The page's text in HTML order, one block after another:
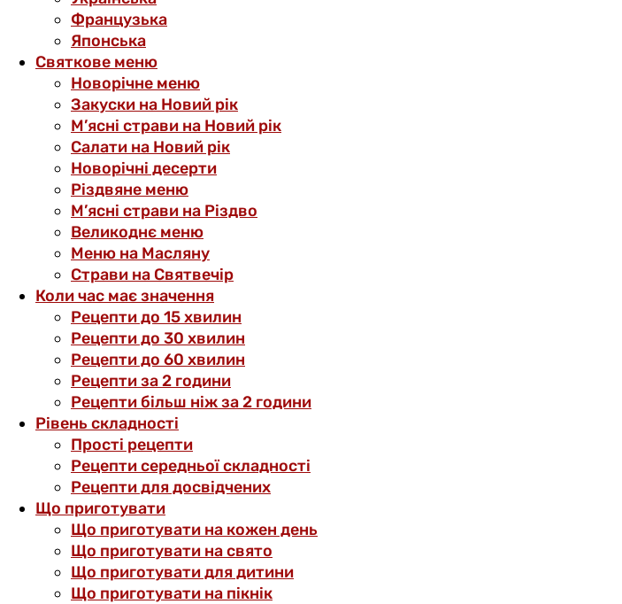
Французька
Японська
Святкове меню
Новорічне меню
Закуски на Новий рік
М’ясні страви на Новий рік
Салати на Новий рік
Новорічні десерти
Різдвяне меню
М’ясні страви на Різдво
Великоднє меню
Меню на Масляну
Страви на Святвечір
Коли час має значення
Рецепти до 15 хвилин
Рецепти до 30 хвилин
Рецепти до 60 хвилин
Рецепти за 2 години
Рецепти більш ніж за 2 години
Рівень складності
Прості рецепти
Рецепти середньої складності
Рецепти для досвідчених
Що приготувати
Що приготувати на кожен день
Що приготувати на свято
Що приготувати для дитини
Що приготувати на пікнік